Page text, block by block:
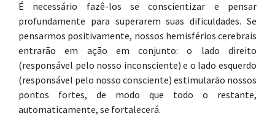
É necessário fazê-los se conscientizar e pensar
profundamente para superarem suas dificuldades. Se
pensarmos positivamente, nossos hemisférios cerebrais
entrarão em ação em conjunto: o lado direito
(responsável pelo nosso inconsciente) e o lado esquerdo
(responsável pelo nosso consciente) estimularão nossos
pontos fortes, de modo que todo o restante,
automaticamente, se fortalecerá.